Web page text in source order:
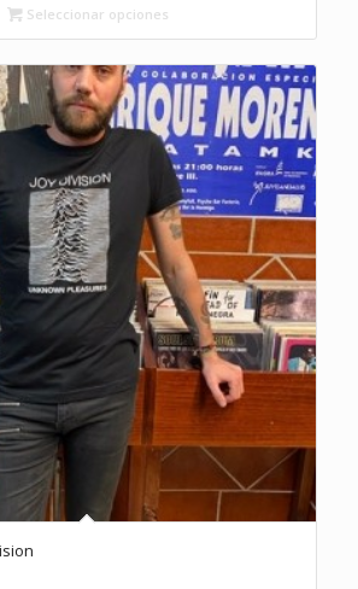
Seleccionar opciones